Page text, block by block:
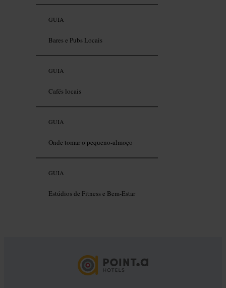
GUIA
Bares e Pubs Locais
GUIA
Cafés locais
GUIA
Onde tomar o pequeno-almoço
GUIA
Estúdios de Fitness e Bem-Estar